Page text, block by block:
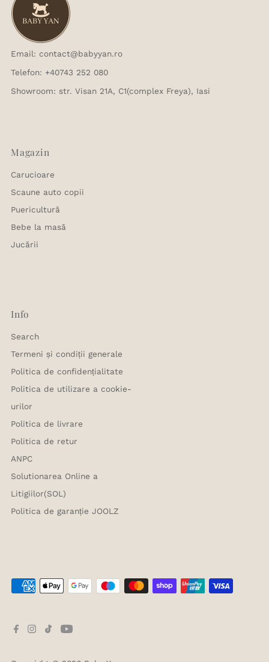
Email: contact@babyyan.ro
Telefon: +40743 252 080
Showroom: str. Visan 21A, C1(complex Freya), Iasi
Magazin
Carucioare
Scaune auto copii
Puericultură
Bebe la masă
Jucării
Info
Search
Termeni și condiții generale
Politica de confidențialitate
Politica de utilizare a cookie-
urilor
Politica de livrare
Politica de retur
ANPC
Solutionarea Online a
Litigiilor(SOL)
Politica de garanție JOOLZ